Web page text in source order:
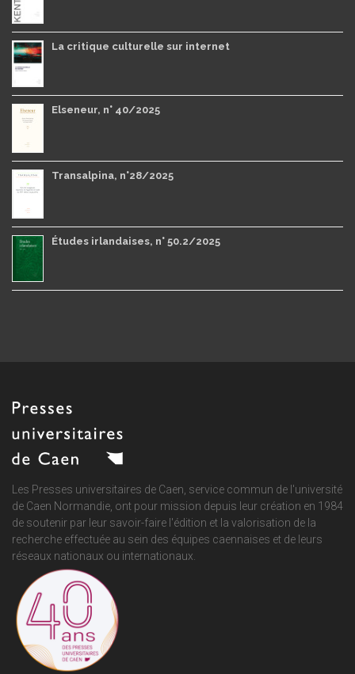
La critique culturelle sur internet
Elseneur, n° 40/2025
Transalpina, n°28/2025
Études irlandaises, n° 50.2/2025
Les Presses universitaires de Caen, service commun de l'université
de Caen Normandie , ont pour mission depuis leur création en 1984
de soutenir par leur savoir-faire l'édition et la valorisation de la
recherche effectuée au sein des équipes caennaises et de leurs
réseaux nationaux ou internationaux.